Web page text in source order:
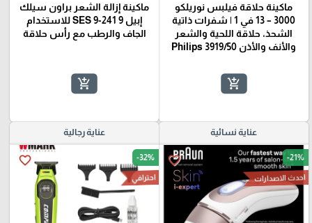
ماكينة حلاقة فيلبس نوريلكو
3000 – 13 في 1 | شفرات ذاتية
الشحذ، حلاقة اللحية والشعر
والأنف والأذن Philips 3919/50
add_shopping_cart
ماكينة إزالة الشعر براون سيلك
إبيل 9 SES 9-241 للاستخدام
الجاف والرطب مع رأس حلاقة
add_shopping_cart
عناية نسائية
favorite_border -21%
احدث الاصدارات
عناية رجالية
favorite_border -32%
احترافي